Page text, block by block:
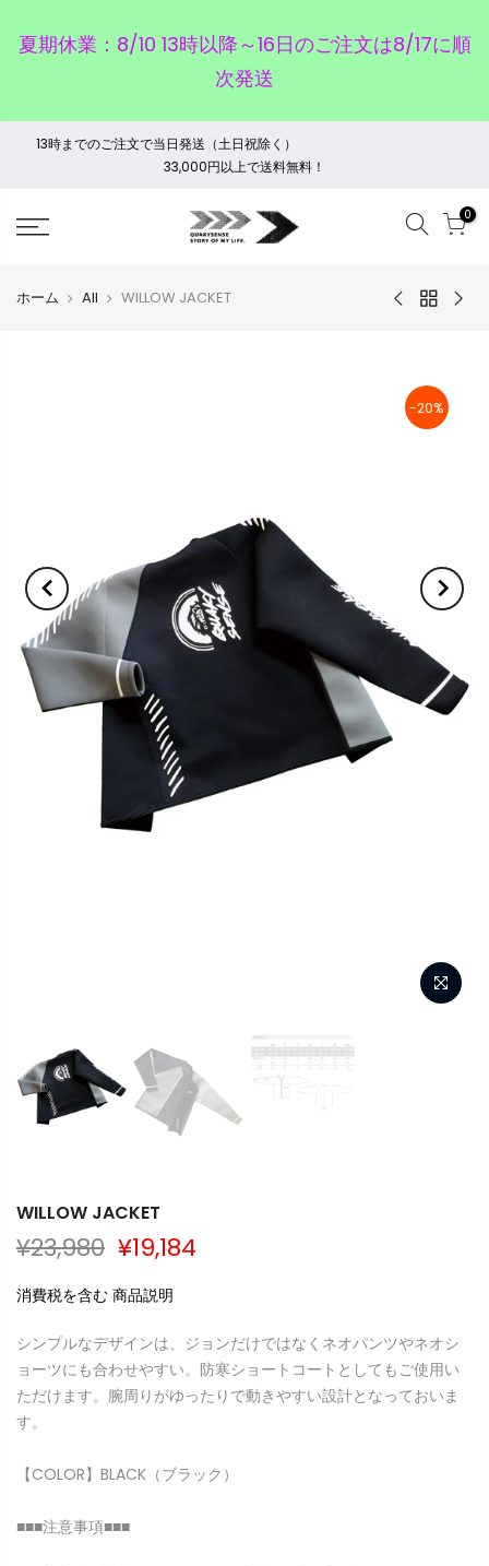
夏期休業：8/10 13時以降～16日のご注文は8/17に順
次発送
13時までのご注文で当日発送（土日祝除く）
33,000円以上で送料無料！
0
ホーム All WILLOW JACKET
-20%
WILLOW JACKET
¥23,980 ¥19,184
消費税を含む 商品説明
シンプルなデザインは、ジョンだけではなくネオパンツやネオシ
ョーツにも合わせやすい。防寒ショートコートとしてもご使用い
ただけます。腕周りがゆったりで動きやすい設計となっておいま
す。
【COLOR】 BLACK（ブラック）
■■■注意事項■■■